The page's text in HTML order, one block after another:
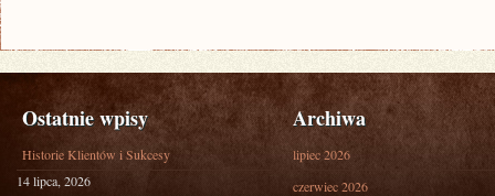
Ostatnie wpisy
Historie Klientów i Sukcesy
14 lipca, 2026
Archiwa
lipiec 2026
czerwiec 2026